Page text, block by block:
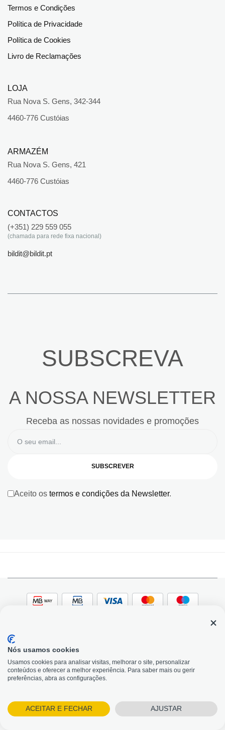
Termos e Condições
Política de Privacidade
Política de Cookies
Livro de Reclamações
LOJA
Rua Nova S. Gens, 342-344
4460-776 Custóias
ARMAZÉM
Rua Nova S. Gens, 421
4460-776 Custóias
CONTACTOS
(+351) 229 559 055
(chamada para rede fixa nacional)
bildit@bildit.pt
SUBSCREVA
A NOSSA NEWSLETTER
Receba as nossas novidades e promoções
SUBSCREVER
Aceito os termos e condições da Newsletter.
© 2026, Bildit. Todos os direitos reservados | Powered
by Toogas, with
Magento
Precisa de Ajuda?
Nós usamos cookies
Usamos cookies para analisar visitas, melhorar o site, personalizar
conteúdos e oferecer a melhor experiência. Para saber mais ou gerir
preferências, abra as configurações.
ACEITAR E FECHAR AJUSTAR